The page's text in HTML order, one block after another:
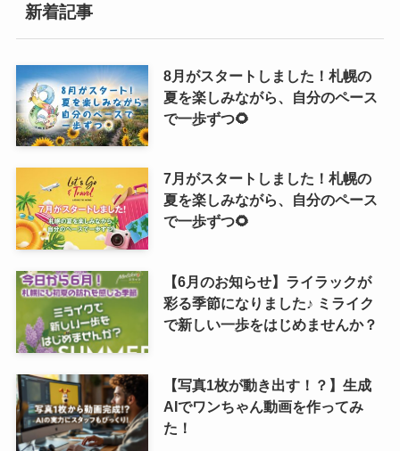
新着記事
8月がスタートしました！札幌の
夏を楽しみながら、自分のペース
で一歩ずつ🌻
7月がスタートしました！札幌の
夏を楽しみながら、自分のペース
で一歩ずつ🌻
【6月のお知らせ】ライラックが
彩る季節になりました♪ ミライク
で新しい一歩をはじめませんか？
【写真1枚が動き出す！？】生成
AIでワンちゃん動画を作ってみ
た！